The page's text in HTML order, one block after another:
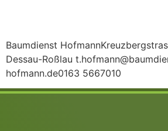
Baumdienst
Dessau-Roßlau
hofmann.de0163 5667010